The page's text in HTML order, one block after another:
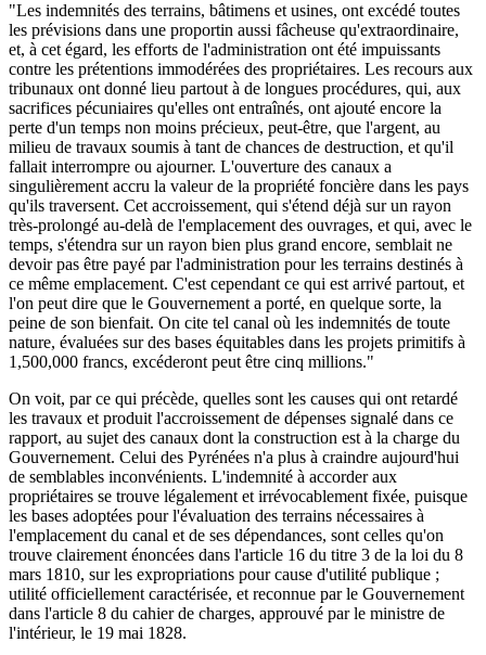
"Les indemnités des terrains, bâtimens et usines, ont excédé toutes
les prévisions dans une proportin aussi fâcheuse qu'extraordinaire,
et, à cet égard, les efforts de l'administration ont été impuissants
contre les prétentions immodérées des propriétaires. Les recours aux
tribunaux ont donné lieu partout à de longues procédures, qui, aux
sacrifices pécuniaires qu'elles ont entraînés, ont ajouté encore la
perte d'un temps non moins précieux, peut-être, que l'argent, au
milieu de travaux soumis à tant de chances de destruction, et qu'il
fallait interrompre ou ajourner. L'ouverture des canaux a
singulièrement accru la valeur de la propriété foncière dans les pays
qu'ils traversent. Cet accroissement, qui s'étend déjà sur un rayon
très-prolongé au-delà de l'emplacement des ouvrages, et qui, avec le
temps, s'étendra sur un rayon bien plus grand encore, semblait ne
devoir pas être payé par l'administration pour les terrains destinés à
ce même emplacement. C'est cependant ce qui est arrivé partout, et
l'on peut dire que le Gouvernement a porté, en quelque sorte, la
peine de son bienfait. On cite tel canal où les indemnités de toute
nature, évaluées sur des bases équitables dans les projets primitifs à
1,500,000 francs, excéderont peut être cinq millions."
On voit, par ce qui précède, quelles sont les causes qui ont retardé
les travaux et produit l'accroissement de dépenses signalé dans ce
rapport, au sujet des canaux dont la construction est à la charge du
Gouvernement. Celui des Pyrénées n'a plus à craindre aujourd'hui
de semblables inconvénients. L'indemnité à accorder aux
propriétaires se trouve légalement et irrévocablement fixée, puisque
les bases adoptées pour l'évaluation des terrains nécessaires à
l'emplacement du canal et de ses dépendances, sont celles qu'on
trouve clairement énoncées dans l'article 16 du titre 3 de la loi du 8
mars 1810, sur les expropriations pour cause d'utilité publique ;
utilité officiellement caractérisée, et reconnue par le Gouvernement
dans l'article 8 du cahier de charges, approuvé par le ministre de
l'intérieur, le 19 mai 1828.